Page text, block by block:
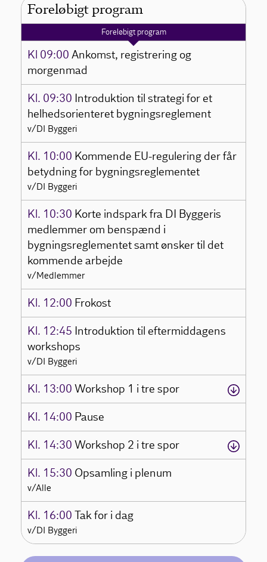
Foreløbigt program
Foreløbigt program
Kl 09:00 Ankomst, registrering og
morgenmad
Kl. 09:30 Introduktion til strategi for et
helhedsorienteret bygningsreglement
v/DI Byggeri
Kl. 10:00 Kommende EU-regulering der får
betydning for bygningsreglementet
v/DI Byggeri
Kl. 10:30 Korte indspark fra DI Byggeris
medlemmer om benspænd i
bygningsreglementet samt ønsker til det
kommende arbejde
v/Medlemmer
Kl. 12:00 Frokost
Kl. 12:45 Introduktion til eftermiddagens
workshops
v/DI Byggeri
Kl. 13:00 Workshop 1 i tre spor
Kl. 14:00 Pause
Kl. 14:30 Workshop 2 i tre spor
Kl. 15:30 Opsamling i plenum
v/Alle
Kl. 16:00 Tak for i dag
v/DI Byggeri